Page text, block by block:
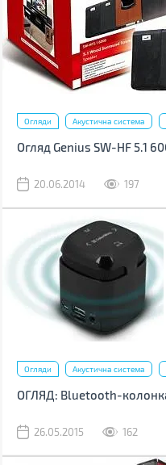
Огляди Акустична система
Огляд Genius SW-HF 5.1
20.06.2014 197
Огляди Акустична система
ОГЛЯД: Bluetooth-
26.05.2015 162